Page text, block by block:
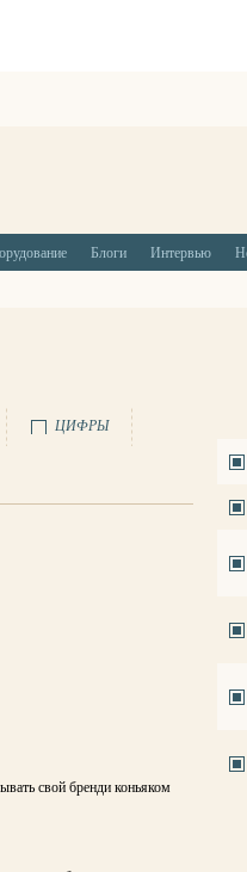
Блоги Интервью
ЦИФРЫ
свой бренди коньяком